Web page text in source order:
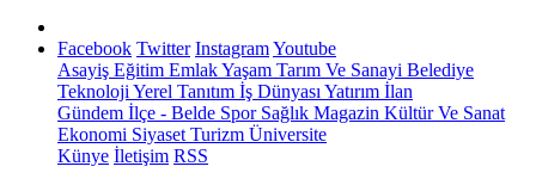
Facebook Twitter InstagramYoutube
Asayiş Eğitim EmlakYaşam Tarım Ve Sanayi Belediye
Teknoloji Yerel Tanıtım İş Dünyası Yatırım İlan
Gündem İlçe - Belde SporSağlık Magazin Kültür Ve Sanat
Ekonomi Siyaset Turizm Üniversite
Künye İletişim RSS